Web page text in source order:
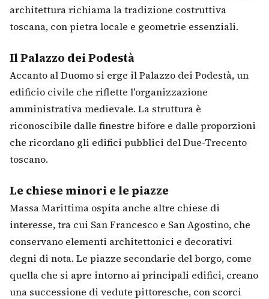
architettura richiama la tradizione costruttiva
toscana, con pietra locale e geometrie essenziali.
Il Palazzo dei Podestà
Accanto al Duomo si erge il Palazzo dei Podestà, un
edificio civile che riflette l'organizzazione
amministrativa medievale. La struttura è
riconoscibile dalle finestre bifore e dalle proporzioni
che ricordano gli edifici pubblici del Due-Trecento
toscano.
Le chiese minori e le piazze
Massa Marittima ospita anche altre chiese di
interesse, tra cui San Francesco e San Agostino, che
conservano elementi architettonici e decorativi
degni di nota. Le piazze secondarie del borgo, come
quella che si apre intorno ai principali edifici, creano
una successione di vedute pittoresche, con scorci